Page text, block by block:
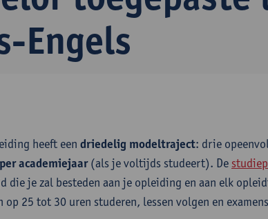
Engels
heeft een driedelig modeltraject: drie
academiejaar(als je voltijds studeert). De
die je zal besteden aan je opleiding en aan elk
op 25 tot 30 uren studeren, lessen volgen en